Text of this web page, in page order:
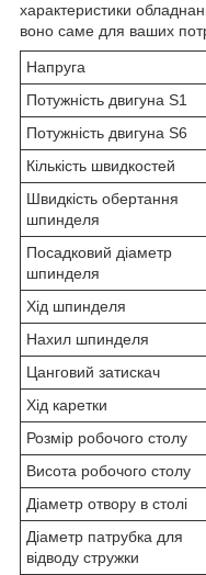
характеристики
воно саме для ваших
Напруга
Потужність двигуна S1
Потужність двигуна S6
Кількість швидкостей
Швидкість обертання
шпинделя
Посадковий діаметр
шпинделя
Хід шпинделя
Нахил шпинделя
Цанговий затискач
Хід каретки
Розмір робочого столу
Висота робочого столу
Діаметр отвору в столі
Діаметр патрубка для
відводу стружки